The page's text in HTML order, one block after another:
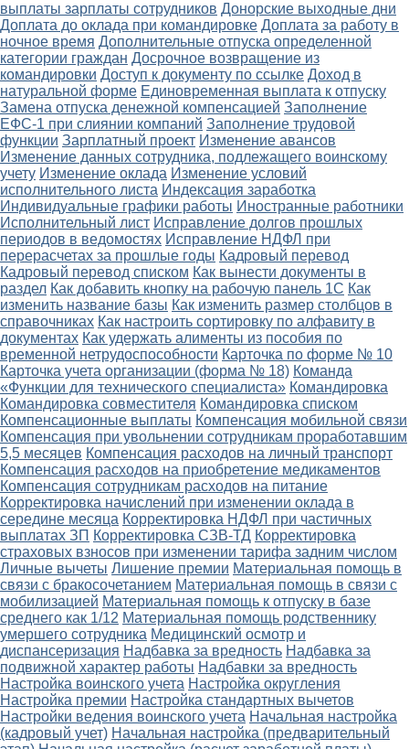
выплаты зарплаты сотрудников Донорские выходные дни
Доплата до оклада при командировке Доплата за работу в
ночное время Дополнительные отпуска определенной
категории граждан Досрочное возвращение из
командировки Доступ к документу по ссылке Доход в
натуральной форме Единовременная выплата к отпуску
Замена отпуска денежной компенсацией Заполнение
ЕФС-1 при слиянии компаний Заполнение трудовой
функции Зарплатный проект Изменение авансов
Изменение данных сотрудника, подлежащего воинскому
учету Изменение оклада Изменение условий
исполнительного листа Индексация заработка
Индивидуальные графики работы Иностранные работники
Исполнительный лист Исправление долгов прошлых
периодов в ведомостях Исправление НДФЛ при
перерасчетах за прошлые годы Кадровый перевод
Кадровый перевод списком Как вынести документы в
раздел Как добавить кнопку на рабочую панель 1С Как
изменить название базы Как изменить размер столбцов в
справочниках Как настроить сортировку по алфавиту в
документах Как удержать алименты из пособия по
временной нетрудоспособности Карточка по форме № 10
Карточка учета организации (форма № 18) Команда
«Функции для технического специалиста» Командировка
Командировка совместителя Командировка списком
Компенсационные выплаты Компенсация мобильной связи
Компенсация при увольнении сотрудникам проработавшим
5,5 месяцев Компенсация расходов на личный транспорт
Компенсация расходов на приобретение медикаментов
Компенсация сотрудникам расходов на питание
Корректировка начислений при изменении оклада в
середине месяца Корректировка НДФЛ при частичных
выплатах ЗП Корректировка СЗВ-ТД Корректировка
страховых взносов при изменении тарифа задним числом
Личные вычеты Лишение премии Материальная помощь в
связи с бракосочетанием Материальная помощь в связи с
мобилизацией Материальная помощь к отпуску в базе
среднего как 1/12 Материальная помощь родственнику
умершего сотрудника Медицинский осмотр и
диспансеризация Надбавка за вредность Надбавка за
подвижной характер работы Надбавки за вредность
Настройка воинского учета Настройка округления
Настройка премии Настройка стандартных вычетов
Настройки ведения воинского учета Начальная настройка
(кадровый учет) Начальная настройка (предварительный